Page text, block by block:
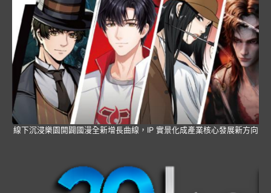
線下沉浸樂園開闢國漫全新增長曲線，IP 實景化成產業核心發展新方向